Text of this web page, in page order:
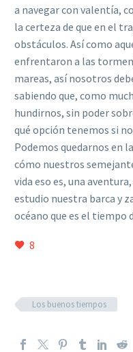
a navegar con valentía,
la certeza de que en el
obstáculos. Así como
enfrentaron a las
mareas, así nosotros
sabiendo que, como
hundirnos, sin poder
qué opción tenemos si
Podemos quedarnos en
cómo nuestros
vida eso es, una
estudio nuestra barca y
océano que es el tiempo
8
Los buenos tiempos